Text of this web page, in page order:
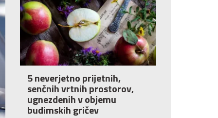
5 neverjetno prijetnih,
senčnih vrtnih prostorov,
ugnezdenih v objemu
budimskih gričev